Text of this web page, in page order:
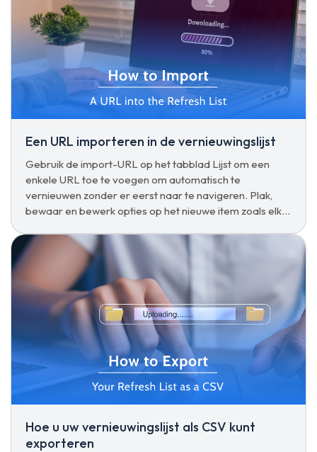
Een URL importeren in de vernieuwingslijst
Gebruik de import-URL op het tabblad Lijst om een
enkele URL toe te voegen om automatisch te
vernieuwen zonder er eerst naar te navigeren. Plak,
bewaar en bewerk opties op het nieuwe item zoals elke
Hoe u uw vernieuwingslijst als CSV kunt
exporteren